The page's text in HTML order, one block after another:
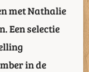
met Nathalie
Een selectie
in de